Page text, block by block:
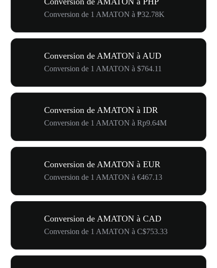
Conversion de 1 AMATON à ₱32.78K
Conversion de AMATON à AUD
Conversion de 1 AMATON à $764.11
Conversion de AMATON à IDR
Conversion de 1 AMATON à Rp9.64M
Conversion de AMATON à EUR
Conversion de 1 AMATON à €467.13
Conversion de AMATON à CAD
Conversion de 1 AMATON à C$753.33